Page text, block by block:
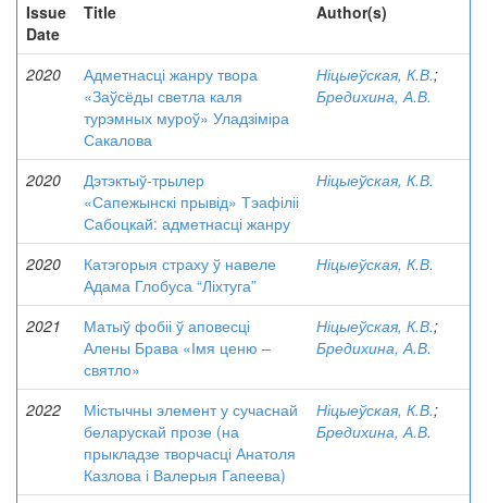
Issue
Date
Title Author(s)
2020
Адметнасці жанру твора
«Заўсёды светла каля
турэмных муроў» Уладзіміра
Сакалова
Ніцыеўская, К.В.;
Бредихина, А.В.
2020
Дэтэктыў-трылер
«Сапежынскі прывід» Тэафіліі
Сабоцкай: адметнасці жанру
Ніцыеўская, К.В.
2020
Катэгорыя страху ў навеле
Адама Глобуса “Ліхтуга”
Ніцыеўская, К.В.
2021
Матыў фобіі ў аповесці
Алены Брава «Імя ценю –
святло»
Ніцыеўская, К.В.;
Бредихина, А.В.
2022
Містычны элемент у сучаснай
беларускай прозе (на
прыкладзе творчасці Анатоля
Казлова і Валерыя Гапеева)
Ніцыеўская, К.В.;
Бредихина, А.В.